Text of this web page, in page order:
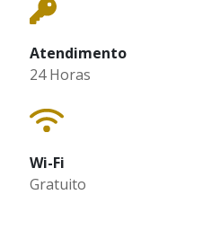
Atendimento
24 Horas
Wi-Fi
Gratuito